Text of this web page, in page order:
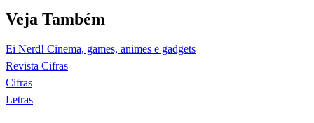
Veja Também
Ei Nerd! Cinema, games, animes e gadgets
Revista Cifras
Cifras
Letras